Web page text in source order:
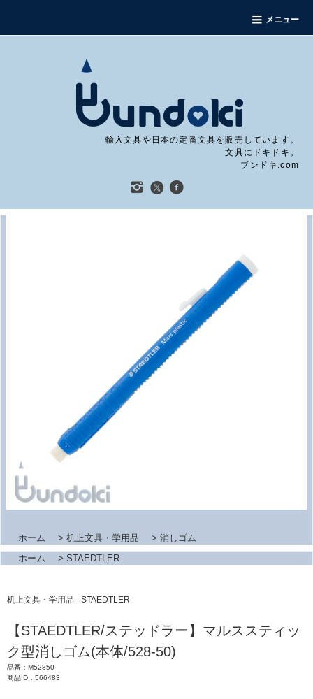
メニュー
輸入文具や日本の定番文具を販売しています。
文具にドキドキ。
ブンドキ.com
ホーム > 机上文具・学用品 > 消しゴム
ホーム
> STAEDTLER
机上文具・学用品 STAEDTLER
【STAEDTLER/ステッドラー】マルススティッ
ク型消しゴム(本体/528-50)
品番：M52850
商品ID：566483